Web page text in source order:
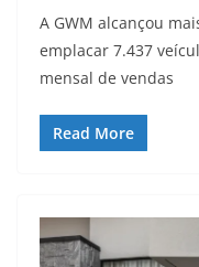
A GWM alcançou
emplacar 7.437
mensal de vendas
Read More